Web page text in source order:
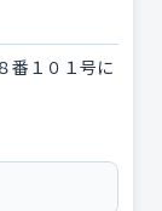
番１０１号に